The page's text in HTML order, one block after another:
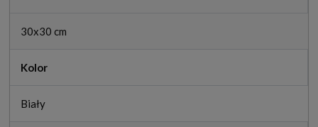
30x30 cm
Kolor
Biały